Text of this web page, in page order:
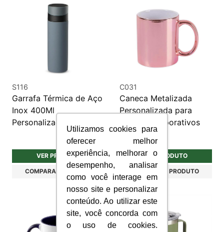
Utilizamos cookies para
oferecer melhor
experiência, melhorar o
desempenho, analisar
como você interage em
nosso site e personalizar
conteúdo. Ao utilizar este
site, você concorda com
o uso de cookies.
S116
Garrafa Térmica de Aço
Inox 400Ml
Personalizada
VER PRODUTO
COMPARAR PRODUTO
C031
Caneca Metalizada
Personalizada para
Brindes Corporativos
Exclusivos
VER PRODUTO
COMPARAR PRODUTO